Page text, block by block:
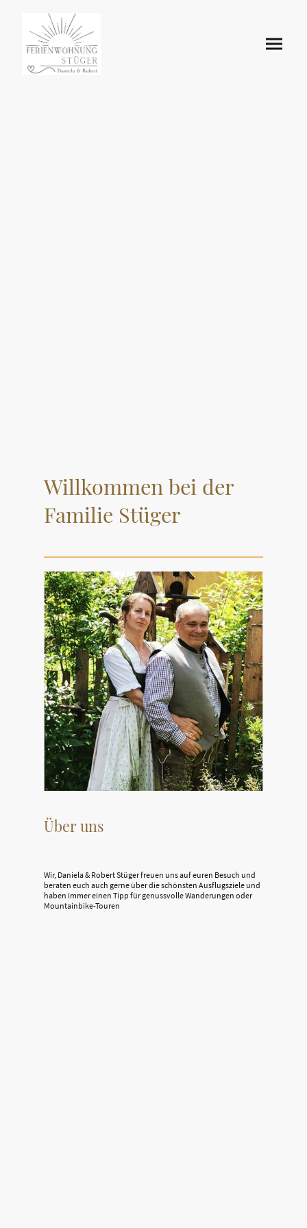
Willkommen bei der
Familie Stüger
Über uns
Wir, Daniela & Robert Stüger freuen uns auf euren Besuch und
beraten euch auch gerne über die schönsten Ausflugsziele und
haben immer einen Tipp für genussvolle Wanderungen oder
Mountainbike-Touren